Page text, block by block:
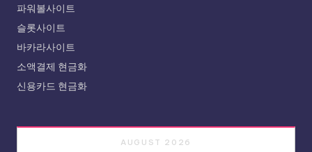
파워볼사이트
슬롯사이트
바카라사이트
소액결제 현금화
신용카드 현금화
AUGUST 2026